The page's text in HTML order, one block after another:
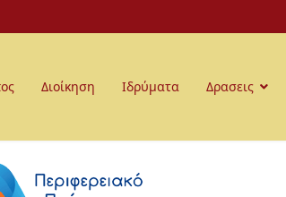
Διοίκηση Ιδρύματα Δρασεις